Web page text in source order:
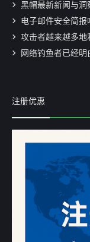
黑帽最新新闻与洞
电子邮件安全简
攻击者越来越多地
网络钓鱼者已经
注册优惠